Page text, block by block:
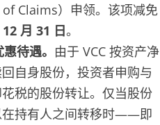
Claims）申领。该项减免
月 31 日。
待遇。 由于 VCC 按资产净
自身股份，投资者申购与
税的股份转让。仅当股份
在持有人之间转移时——即